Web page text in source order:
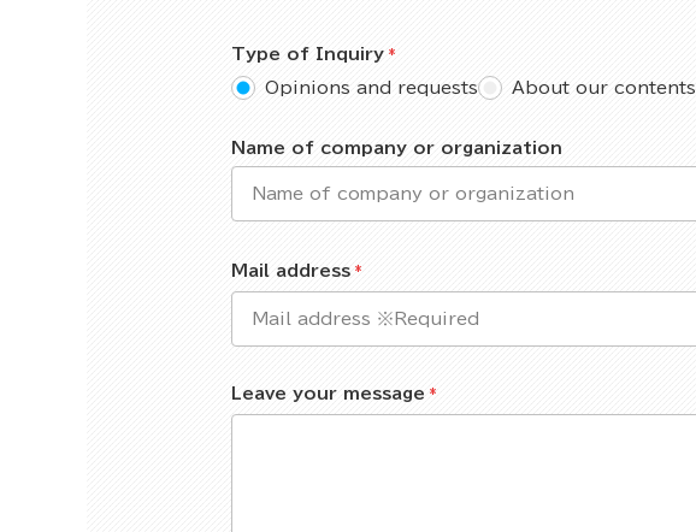
Type of Inquiry
Opinions and requests
About our contents
Name of company or organization
Mail address
Leave your message